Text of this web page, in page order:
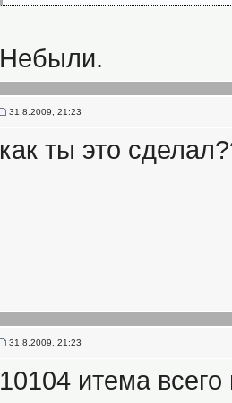
Небыли.
31.8.2009, 21:23
как ты это
31.8.2009, 21:23
10104 итема